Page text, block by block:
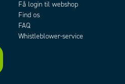
Få login til webshop
Find os
FAQ
Whistleblower-service